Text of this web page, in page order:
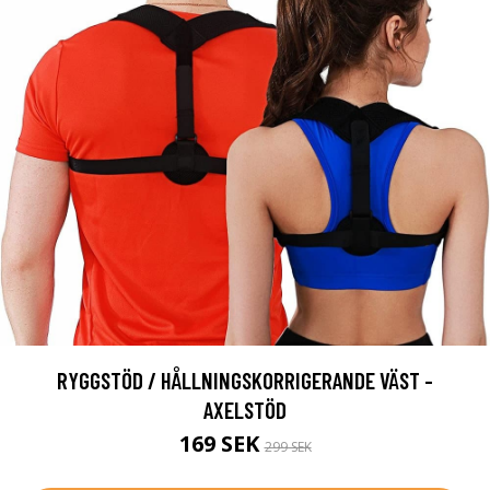
RYGGSTÖD / HÅLLNINGSKORRIGERANDE VÄST -
AXELSTÖD
169 SEK299 SEK